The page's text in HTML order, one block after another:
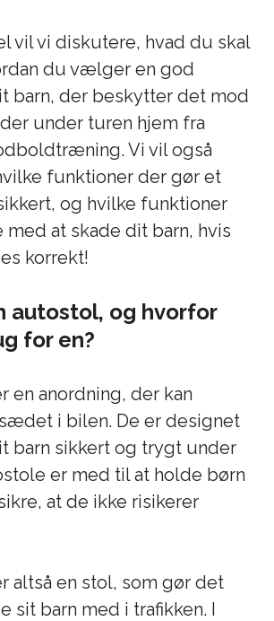
vil vi diskutere, hvad du skal
du vælger en god
barn, der beskytter det mod
under turen hjem fra
Vi vil også
funktioner der gør et
og hvilke funktioner
med at skade dit barn, hvis
korrekt!
autostol, og hvorfor
for en?
en anordning, der kan
i bilen. De er designet
barn sikkert og trygt under
er med til at holde børn
at de ikke risikerer
altså en stol, som gør det
sit barn med i trafikken. I